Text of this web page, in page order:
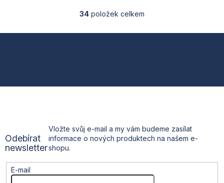
O
í
y
v
p
34 položek celkem
p
Odebírat
newsletter
Vložte svůj e-mail a my vám budeme zasílat
informace o nových produktech na našem e-
shopu.
E-mail